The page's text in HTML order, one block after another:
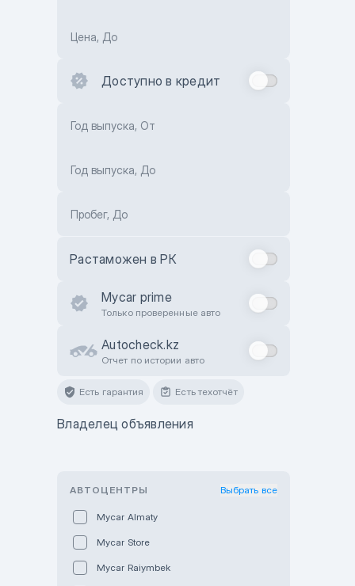
Цена, До
Доступно в кредит
Год выпуска, От
Год выпуска, До
Пробег, До
Растаможен в РК
Mycar prime
Только проверенные авто
Autocheck.kz
Отчет по истории авто
Есть гарантия Есть техотчёт
Владелец объявления
АВТОЦЕНТРЫ Выбрать все
Mycar Almaty
Mycar Store
Mycar Raiymbek